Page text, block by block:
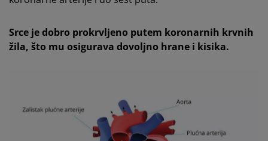
Srce je dobro prokrvljeno putem koronarnih krvnih
žila, što mu osigurava dovoljno hrane i kisika.